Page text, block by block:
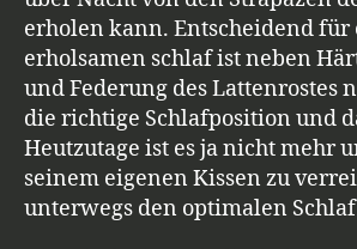
erholen kann. Entscheidend für
erholsamen schlaf ist neben
und Federung des Lattenrostes
die richtige Schlafposition und
Heutzutage ist es ja nicht mehr
seinem eigenen Kissen zu
unterwegs den optimalen